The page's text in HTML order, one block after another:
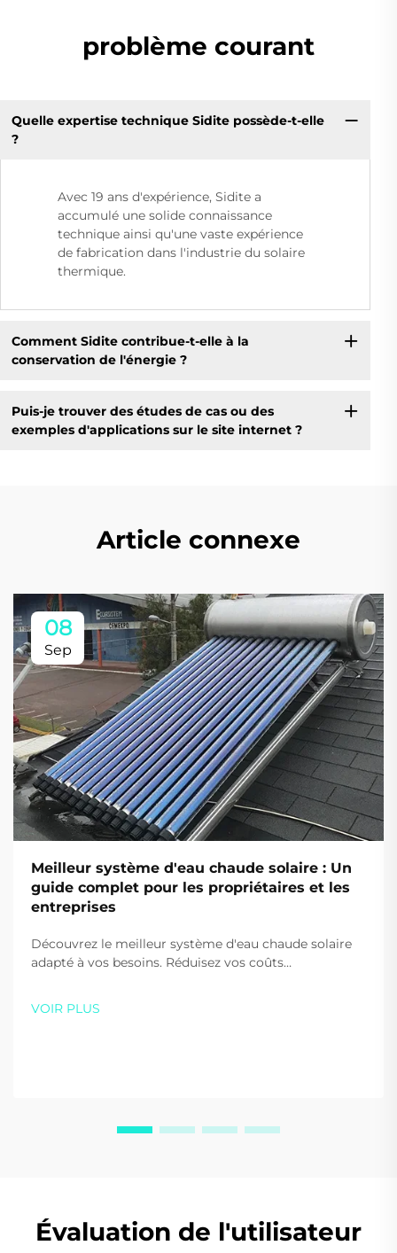
problème courant
Quelle expertise technique Sidite possède-t-elle
?
Avec 19 ans d'expérience, Sidite a
accumulé une solide connaissance
technique ainsi qu'une vaste expérience
de fabrication dans l'industrie du solaire
thermique.
Comment Sidite contribue-t-elle à la
conservation de l'énergie ?
Puis-je trouver des études de cas ou des
exemples d'applications sur le site internet ?
Article connexe
08
Sep
Meilleur système d'eau chaude solaire : Un
guide complet pour les propriétaires et les
entreprises
Découvrez le meilleur système d'eau chaude solaire
adapté à vos besoins. Réduisez vos coûts
efficacité de Sidite. Obtenez dès aujourd'hui votre
VOIR PLUS
Évaluation de l'utilisateur